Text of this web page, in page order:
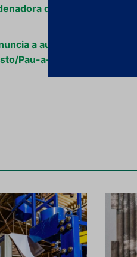
de Saúde,
a autorização para a
Pau-a-Pi